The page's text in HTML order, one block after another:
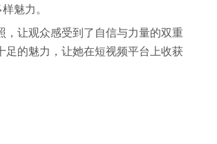
魅力。
让观众感受到了自信与力量的双重
的魅力，让她在短视频平台上收获